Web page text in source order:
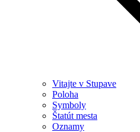
Vitajte v Stupave
Poloha
Symboly
Štatút mesta
Oznamy